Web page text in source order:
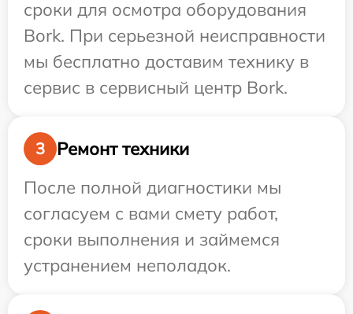
сроки для осмотра оборудования
Bork. При серьезной неисправности
мы бесплатно доставим технику в
сервис в сервисный центр Bork.
3
Ремонт техники
После полной диагностики мы
согласуем с вами смету работ,
сроки выполнения и займемся
устранением неполадок.